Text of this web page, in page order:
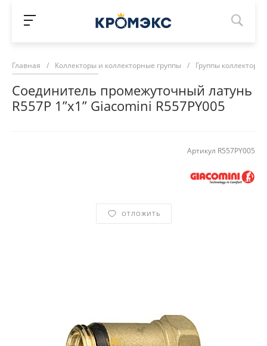
Главная / Коллекторы и коллекторные группы / Группы
Соединитель промежуточный латунь
R557P 1”x1” Giacomini R557PY005
Артикул R557PY005
ОТЛОЖИТЬ